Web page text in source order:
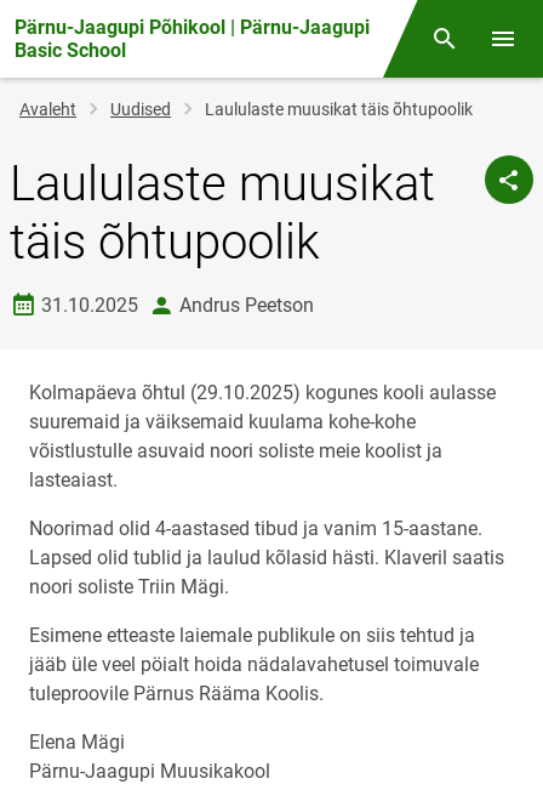
Pärnu-Jaagupi Põhikool | Pärnu-Jaagupi
Basic School
Otsing
Jälglink
Avaleht Uudised Laululaste muusikat täis õhtupoolik
Laululaste muusikat
täis õhtupoolik
Loomise kuupäev
31.10.2025 autorAndrus Peetson
Kolmapäeva õhtul (29.10.2025) kogunes kooli aulasse
suuremaid ja väiksemaid kuulama kohe-kohe
võistlustulle asuvaid noori soliste meie koolist ja
lasteaiast.
Noorimad olid 4-aastased tibud ja vanim 15-aastane.
Lapsed olid tublid ja laulud kõlasid hästi. Klaveril saatis
noori soliste Triin Mägi.
Esimene etteaste laiemale publikule on siis tehtud ja
jääb üle veel pöialt hoida nädalavahetusel toimuvale
tuleproovile Pärnus Rääma Koolis.
Elena Mägi
Pärnu-Jaagupi Muusikakool